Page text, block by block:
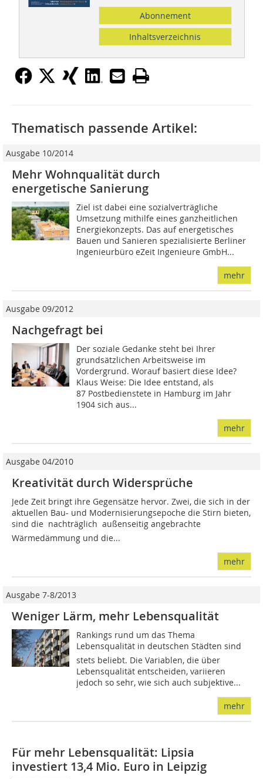
Abonnement
Inhaltsverzeichnis
Thematisch passende Artikel:
Ausgabe 10/2014
Mehr Wohnqualität durch
energetische Sanierung
Ziel ist dabei eine sozialverträgliche
Umsetzung mithilfe eines ganzheitlichen
Energiekonzepts. Das auf energetisches
Bauen und Sanieren spezialisierte Berliner
Ingenieurbüro eZeit Ingenieure GmbH...
mehr
Ausgabe 09/2012
Nachgefragt bei
Der soziale Gedanke steht bei Ihrer
grundsätzlichen Arbeitsweise im
Vordergrund. Worauf basiert diese Idee?
Klaus Weise: Die Idee entstand, als
87 Postbedienstete in Hamburg im Jahr
1904 sich aus...
mehr
Ausgabe 04/2010
Kreativität durch Widersprüche
Jede Zeit bringt ihre Gegensätze hervor. Zwei, die sich in der
aktuellen Bau- und Modernisierungsepoche die Stirn bieten,
sind die  nachträglich  außenseitig angebrachte
Wärmedämmung und die...
mehr
Ausgabe 7-8/2013
Weniger Lärm, mehr Lebensqualität
Rankings rund um das Thema
Lebensqualität in deutschen Städten sind
stets beliebt. Die Variablen, die über
Lebensqualität entscheiden, variieren
jedoch so sehr, wie sich auch subjektive...
mehr
Für mehr Lebensqualität: Lipsia
investiert 13,4 Mio. Euro in Leipzig